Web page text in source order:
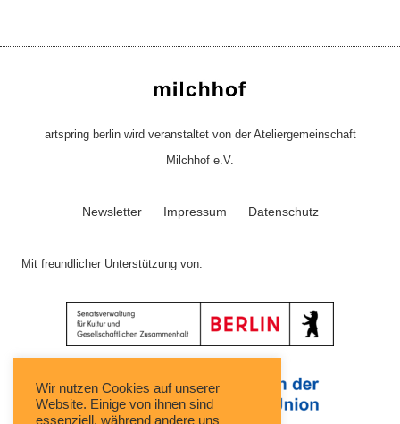
artspring berlin wird veranstaltet von der Ateliergemeinschaft
Milchhof e.V.
Newsletter Impressum Datenschutz
Mit freundlicher Unterstützung von:
Wir nutzen Cookies auf unserer
Website. Einige von ihnen sind
essenziell, während andere uns